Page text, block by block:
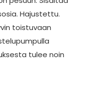
Hajustettu.
toistuvaan
tulee noin